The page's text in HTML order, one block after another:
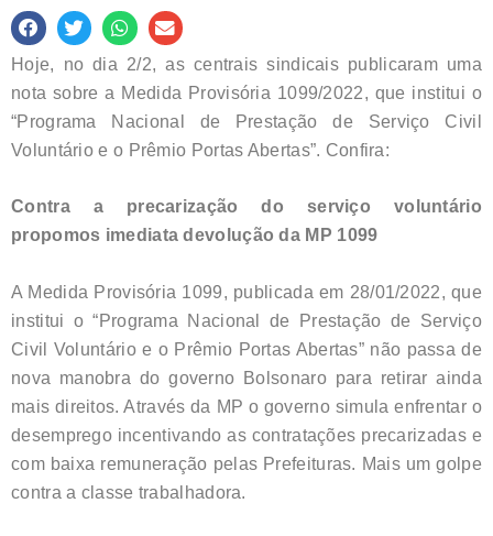
Hoje, no dia 2/2, as centrais sindicais publicaram uma
nota sobre a Medida Provisória 1099/2022, que institui o
“Programa Nacional de Prestação de Serviço Civil
Voluntário e o Prêmio Portas Abertas”. Confira:
Contra a precarização do serviço voluntário
propomos imediata devolução da MP 1099
A Medida Provisória 1099, publicada em 28/01/2022, que
institui o “Programa Nacional de Prestação de Serviço
Civil Voluntário e o Prêmio Portas Abertas” não passa de
nova manobra do governo Bolsonaro para retirar ainda
mais direitos. Através da MP o governo simula enfrentar o
desemprego incentivando as contratações precarizadas e
com baixa remuneração pelas Prefeituras. Mais um golpe
contra a classe trabalhadora.